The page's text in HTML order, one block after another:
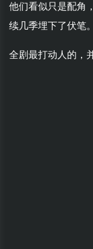
他们看似只是配角
续几季埋下了伏笔。
全剧最打动人的，